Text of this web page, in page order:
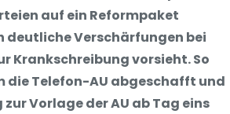
auf ein Reformpaket
deutliche Verschärfungen bei
Krankschreibung vorsieht. So
die Telefon-AU abgeschafft und
Vorlage der AU ab Tag eins